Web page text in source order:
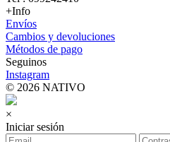
+Info
Envíos
Cambios y devoluciones
Métodos de pago
Seguinos
Instagram
© 2026 NATIVO
×
Iniciar sesión